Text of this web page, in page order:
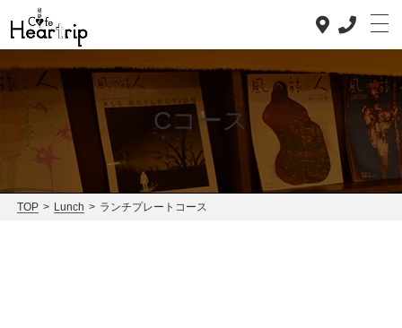
Top
Concept
Cコース
TOP > Lunch > ランチプレートコース